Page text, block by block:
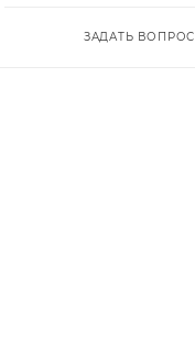
ЗАДАТЬ ВОПРОС